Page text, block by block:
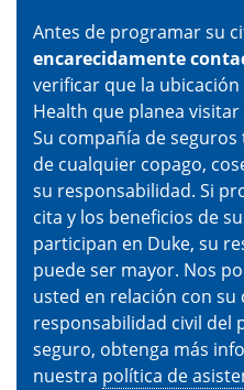
Antes de programar su
encarecidamente
verificar que la
Health que planea
Su compañía de
de cualquier copago,
su responsabilidad. Si
cita y los beneficios de
participan en Duke, su
puede ser mayor. Nos
usted en relación con
responsabilidad civil del
seguro, obtenga más
nuestra política de